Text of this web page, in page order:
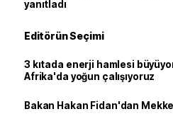
yanıtladı
Editörün Seçimi
3 kıtada enerji hamlesi
Afrika'da yoğun çalışıyoruz
Bakan Hakan Fidan'dan